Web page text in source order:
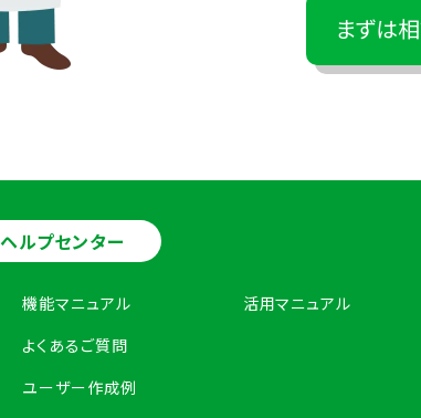
まずは
ヘルプセンター
機能マニュアル
よくあるご質問
ユーザー作成例
活用マニュアル